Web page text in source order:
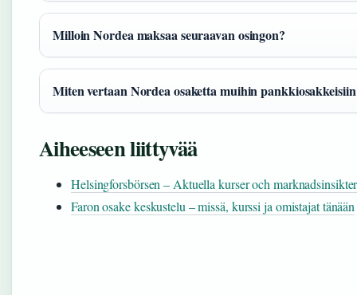
Milloin Nordea maksaa seuraavan osingon?
Miten vertaan Nordea osaketta muihin
Aiheeseen liittyvää
Helsingforsbörsen – Aktuella kurser och marknadsinsikter
Faron osake keskustelu – missä, kurssi ja omistajat tänään